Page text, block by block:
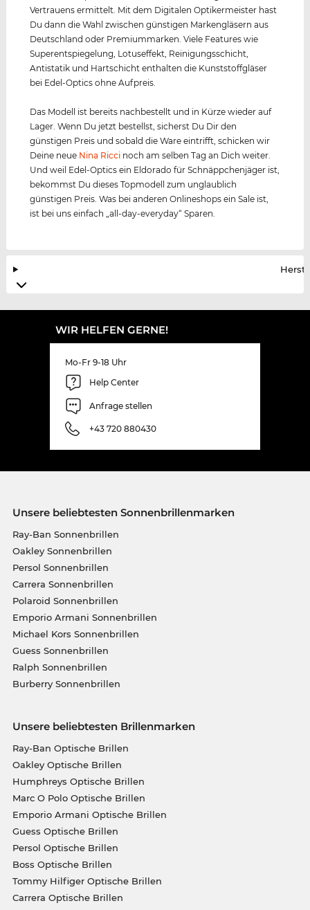
Vertrauens ermittelt. Mit dem Digitalen Optikermeister hast
Du dann die Wahl zwischen günstigen Markengläsern aus
Deutschland oder Premiummarken. Viele Features wie
Superentspiegelung, Lotuseffekt, Reinigungsschicht,
Antistatik und Hartschicht enthalten die Kunststoffgläser
bei Edel-Optics ohne Aufpreis.
Das Modell ist bereits nachbestellt und in Kürze wieder auf
Lager. Wenn Du jetzt bestellst, sicherst Du Dir den
günstigen Preis und sobald die Ware eintrifft, schicken wir
Deine neue Nina Ricci noch am selben Tag an Dich weiter.
Und weil Edel-Optics ein Eldorado für Schnäppchenjäger ist,
bekommst Du dieses Topmodell zum unglaublich
günstigen Preis. Was bei anderen Onlineshops ein Sale ist,
ist bei uns einfach „all-day-everyday“ Sparen.
WIR HELFEN GERNE!
Mo-Fr 9-18 Uhr
Help Center
Anfrage stellen
+43 720 880430
Unsere beliebtesten Sonnenbrillenmarken
Ray-Ban Sonnenbrillen
Oakley Sonnenbrillen
Persol Sonnenbrillen
Carrera Sonnenbrillen
Polaroid Sonnenbrillen
Emporio Armani Sonnenbrillen
Michael Kors Sonnenbrillen
Guess Sonnenbrillen
Ralph Sonnenbrillen
Burberry Sonnenbrillen
Unsere beliebtesten Brillenmarken
Ray-Ban Optische Brillen
Oakley Optische Brillen
Humphreys Optische Brillen
Marc O Polo Optische Brillen
Emporio Armani Optische Brillen
Guess Optische Brillen
Persol Optische Brillen
Boss Optische Brillen
Tommy Hilfiger Optische Brillen
Carrera Optische Brillen